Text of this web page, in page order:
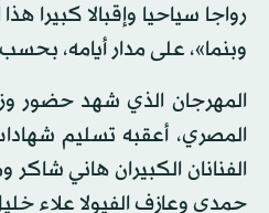
رواجا سياحيا وإقبالا
وبنما»، على مدار أيامه،
المصري، أعقبه تسليم
الفنانان الكبيران هاني
حمدي وعازف الفيولا علاء